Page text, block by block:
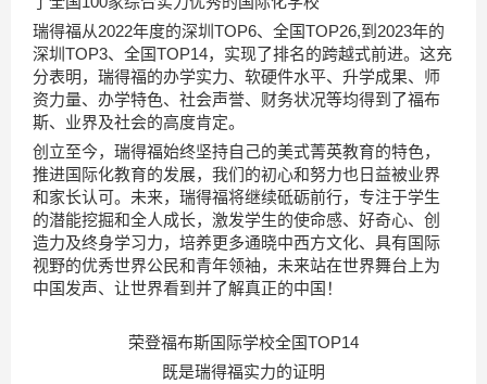
瑞得福从2022年度的深圳TOP6、全国TOP26,到2023年的
深圳TOP3、全国TOP14，实现了排名的跨越式前进。这充
分表明，瑞得福的办学实力、软硬件水平、升学成果、师
资力量、办学特色、社会声誉、财务状况等均得到了福布
斯、业界及社会的高度肯定。
创立至今，瑞得福始终坚持自己的美式菁英教育的特色，
推进国际化教育的发展，我们的初心和努力也日益被业界
和家长认可。未来，瑞得福将继续砥砺前行，专注于学生
的潜能挖掘和全人成长，激发学生的使命感、好奇心、创
造力及终身学习力，培养更多通晓中西方文化、具有国际
视野的优秀世界公民和青年领袖，未来站在世界舞台上为
中国发声、让世界看到并了解真正的中国！
荣登福布斯国际学校全国TOP14
既是瑞得福实力的证明